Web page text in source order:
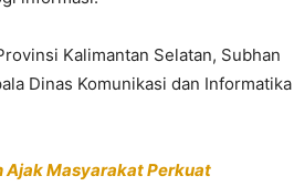
Kalimantan Selatan, Subhan
Dinas Komunikasi dan Informatika
Ajak Masyarakat Perkuat